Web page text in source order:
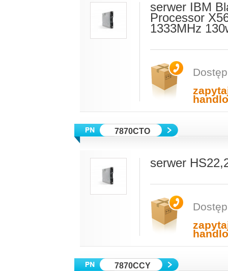
serwer IBM
Processor
1333MHz
7870CTO
serwer
7870CCY